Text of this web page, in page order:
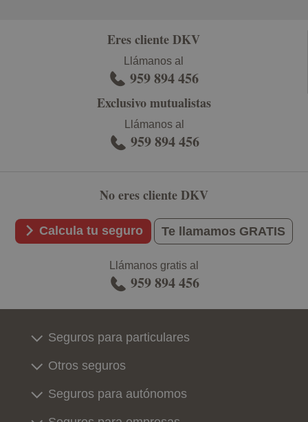
Eres cliente DKV
Llámanos al
959 894 456
Exclusivo mutualistas
Llámanos al
959 894 456
No eres cliente DKV
Llámanos gratis al
959 894 456
Calcula tu seguro Te llamamos GRATIS
Seguros para particulares
Otros seguros
Seguros para autónomos